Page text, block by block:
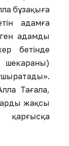
бұзақыға
адамға
адамды
бетінде
шекараны)
Тағала,
жақсы